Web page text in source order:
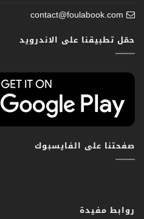
contact@foulabook.com
حمّل تطبيقنا على الاندرويد
صفحتنا على الفايسبوك
روابط مفيدة